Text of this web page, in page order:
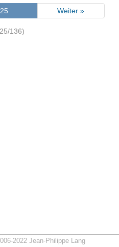
25 Weiter »
136)
2022 Jean-Philippe Lang